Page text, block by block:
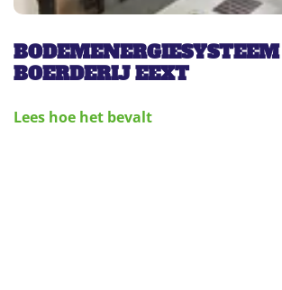
BODEMENERGIESYSTEEM
BOERDERIJ EEXT
Lees hoe het bevalt